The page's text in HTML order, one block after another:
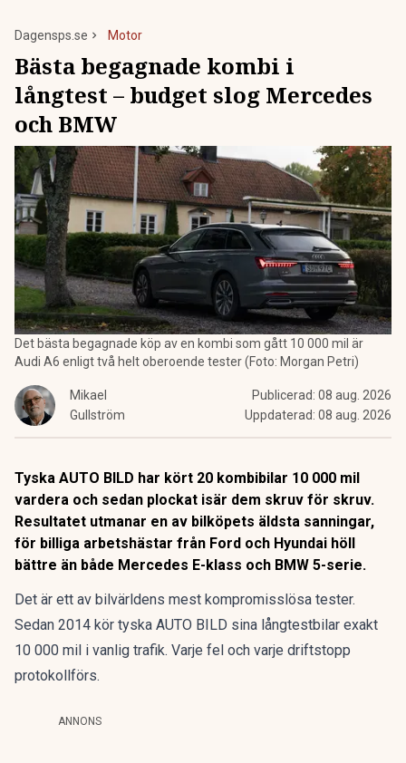
Dagensps.se Motor
Bästa begagnade kombi i
långtest – budget slog Mercedes
och BMW
Det bästa begagnade köp av en kombi som gått 10 000 mil är
Audi A6 enligt två helt oberoende tester (Foto: Morgan Petri)
Mikael
Gullström
Publicerad: 08 aug. 2026
Uppdaterad: 08 aug. 2026
Tyska AUTO BILD har kört 20 kombibilar 10 000 mil
vardera och sedan plockat isär dem skruv för skruv.
Resultatet utmanar en av bilköpets äldsta sanningar,
för billiga arbetshästar från Ford och Hyundai höll
bättre än både Mercedes E-klass och BMW 5-serie.
Det är ett av bilvärldens mest kompromisslösa tester.
Sedan 2014 kör tyska AUTO BILD sina långtestbilar exakt
10 000 mil i vanlig trafik. Varje fel och varje driftstopp
protokollförs.
ANNONS